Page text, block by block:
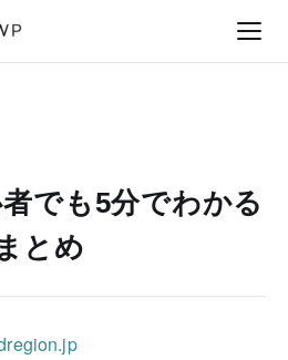
でも5分でわかる
とめ